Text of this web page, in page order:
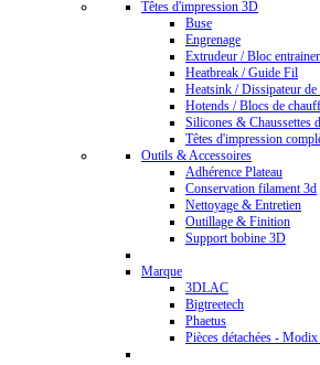
Têtes d'impression 3D
Buse
Engrenage
Extrudeur / Bloc
Heatbreak / Guide Fil
Heatsink / Dissipateur de
Hotends / Blocs de
Silicones & Chaussettes
Têtes d'impression
Outils & Accessoires
Adhérence Plateau
Conservation filament 3d
Nettoyage & Entretien
Outillage & Finition
Support bobine 3D
Marque
3DLAC
Bigtreetech
Phaetus
Pièces détachées -